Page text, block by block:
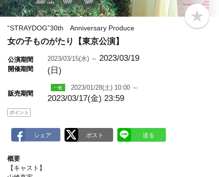
b
o
“STRAYDOG”30th Anniversary Produce
女の子ものがたり【東京公演】
公演期間
開催期間
2023/03/15(水) ～ 2023/03/19
(日)
販売期間
2023/01/28(土) 10:00 ～
2023/03/17(金) 23:59
ポイント
概要
【キャスト】